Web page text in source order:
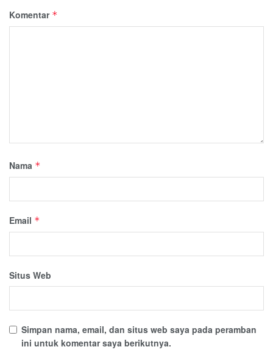
Komentar *
Nama *
Email *
Situs Web
Simpan nama, email, dan situs web saya pada peramban
ini untuk komentar saya berikutnya.